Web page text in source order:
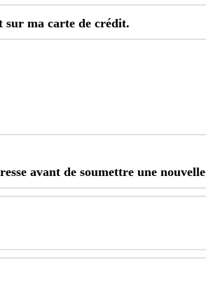
sur ma carte de crédit.
avant de soumettre une nouvelle